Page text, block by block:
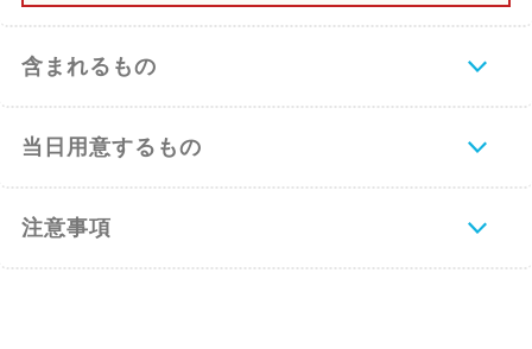
含まれるもの
当日用意するもの
注意事項